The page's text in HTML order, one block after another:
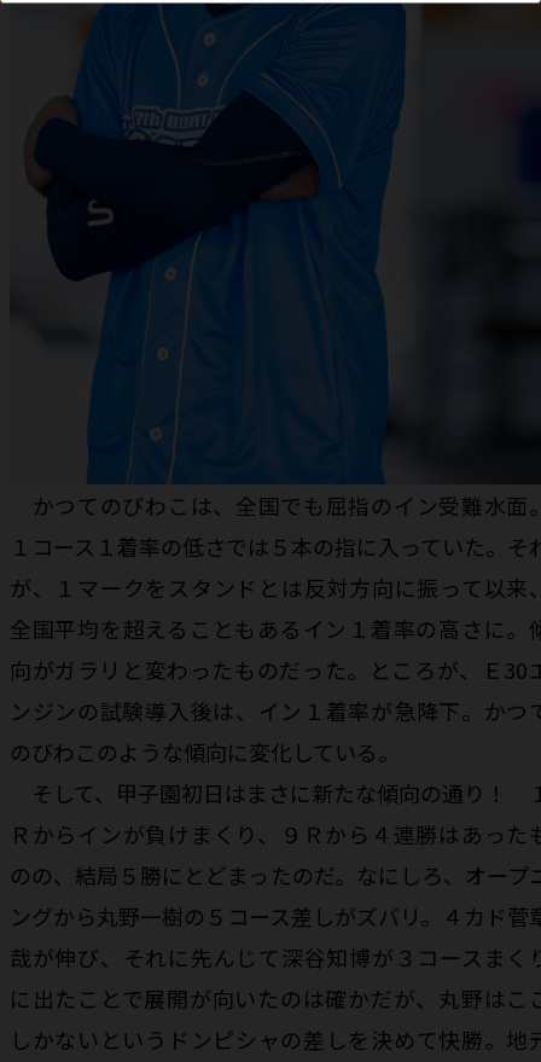
かつてのびわこは、全国でも屈指のイン受難水面
１コース１着率の低さでは５本の指に入っていた。そ
が、１マークをスタンドとは反対方向に振って以来
全国平均を超えることもあるイン１着率の高さに。
向がガラリと変わったものだった。ところが、Ｅ30
ンジンの試験導入後は、イン１着率が急降下。かつ
のびわこのような傾向に変化している。
そして、甲子園初日はまさに新たな傾向の通り！
Ｒからインが負けまくり、９Ｒから４連勝はあった
のの、結局５勝にとどまったのだ。なにしろ、オープ
ングから丸野一樹の５コース差しがズバリ。４カド菅
哉が伸び、それに先んじて深谷知博が３コースまく
に出たことで展開が向いたのは確かだが、丸野はこ
しかないというドンピシャの差しを決めて快勝。地